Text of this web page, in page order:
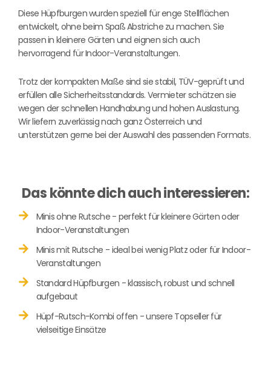
Diese Hüpfburgen wurden speziell für enge Stellflächen
entwickelt, ohne beim Spaß Abstriche zu machen. Sie
passen in kleinere Gärten und eignen sich auch
hervorragend für Indoor-Veranstaltungen.
Trotz der kompakten Maße sind sie stabil, TÜV-geprüft und
erfüllen alle Sicherheitsstandards. Vermieter schätzen sie
wegen der schnellen Handhabung und hohen Auslastung.
Wir liefern zuverlässig nach ganz Österreich und
unterstützen gerne bei der Auswahl des passenden Formats.
Das könnte dich auch interessieren:
Minis ohne Rutsche - perfekt für kleinere Gärten oder
Indoor-Veranstaltungen
Minis mit Rutsche - ideal bei wenig Platz oder für Indoor-
Veranstaltungen
Standard Hüpfburgen - klassisch, robust und schnell
aufgebaut
Hüpf-Rutsch-Kombi offen - unsere Topseller für
vielseitige Einsätze